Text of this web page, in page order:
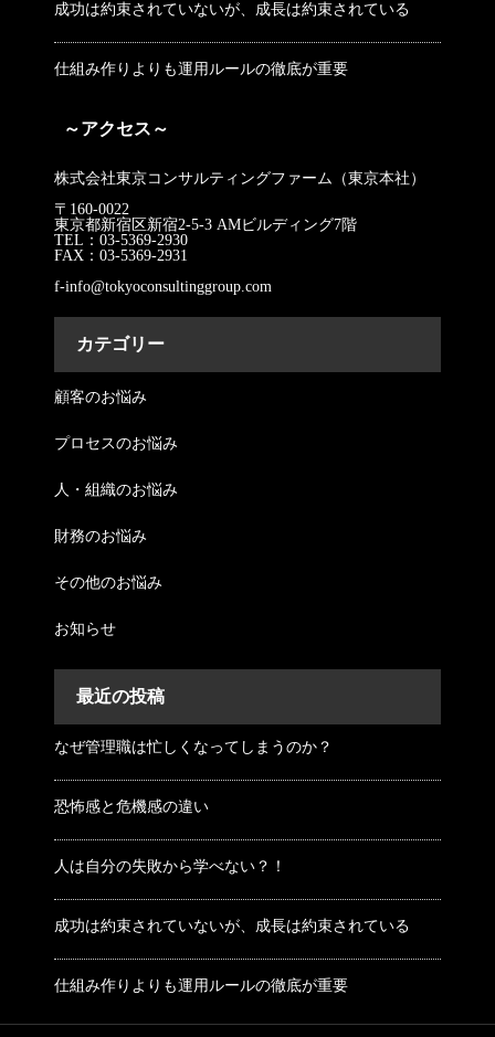
成功は約束されていないが、成長は約束されている
仕組み作りよりも運用ルールの徹底が重要
～アクセス～
株式会社東京コンサルティングファーム（東京本社）
〒160-0022
東京都新宿区新宿2-5-3 AMビルディング7階
TEL：03-5369-2930
FAX：03-5369-2931
f-info@tokyoconsultinggroup.com
カテゴリー
顧客のお悩み
プロセスのお悩み
人・組織のお悩み
財務のお悩み
その他のお悩み
お知らせ
最近の投稿
なぜ管理職は忙しくなってしまうのか？
恐怖感と危機感の違い
人は自分の失敗から学べない？！
成功は約束されていないが、成長は約束されている
仕組み作りよりも運用ルールの徹底が重要